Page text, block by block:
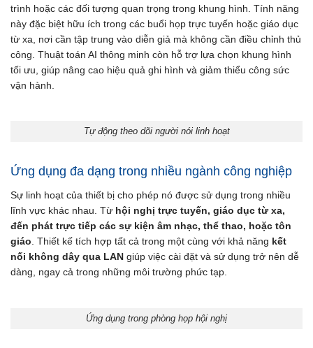
trình hoặc các đối tượng quan trọng trong khung hình. Tính năng
này đặc biệt hữu ích trong các buổi họp trực tuyến hoặc giáo dục
từ xa, nơi cần tập trung vào diễn giả mà không cần điều chỉnh thủ
công. Thuật toán AI thông minh còn hỗ trợ lựa chọn khung hình
tối ưu, giúp nâng cao hiệu quả ghi hình và giảm thiểu công sức
vận hành.
Tự động theo dõi người nói linh hoạt
Ứng dụng đa dạng trong nhiều ngành công nghiệp
Sự linh hoạt của thiết bị cho phép nó được sử dụng trong nhiều
lĩnh vực khác nhau. Từ hội nghị trực tuyến, giáo dục từ xa,
đến phát trực tiếp các sự kiện âm nhạc, thể thao, hoặc tôn
giáo. Thiết kế tích hợp tất cả trong một cùng với khả năng kết
nối không dây qua LAN giúp việc cài đặt và sử dụng trở nên dễ
dàng, ngay cả trong những môi trường phức tạp.
Ứng dụng trong phòng họp hội nghị